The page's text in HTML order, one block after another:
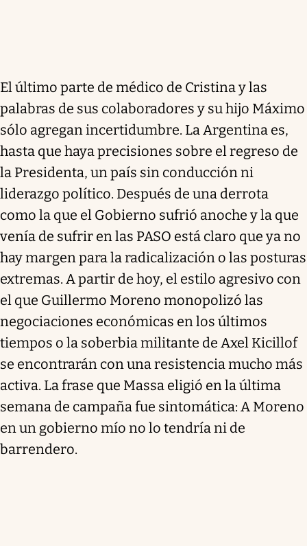
El último parte de médico de Cristina y las
palabras de sus colaboradores y su hijo Máximo
sólo agregan incertidumbre. La Argentina es,
hasta que haya precisiones sobre el regreso de
la Presidenta, un país sin conducción ni
liderazgo político. Después de una derrota
como la que el Gobierno sufrió anoche y la que
venía de sufrir en las PASO está claro que ya no
hay margen para la radicalización o las posturas
extremas. A partir de hoy, el estilo agresivo con
el que Guillermo Moreno monopolizó las
negociaciones económicas en los últimos
tiempos o la soberbia militante de Axel Kicillof
se encontrarán con una resistencia mucho más
activa. La frase que Massa eligió en la última
semana de campaña fue sintomática: A Moreno
en un gobierno mío no lo tendría ni de
barrendero.